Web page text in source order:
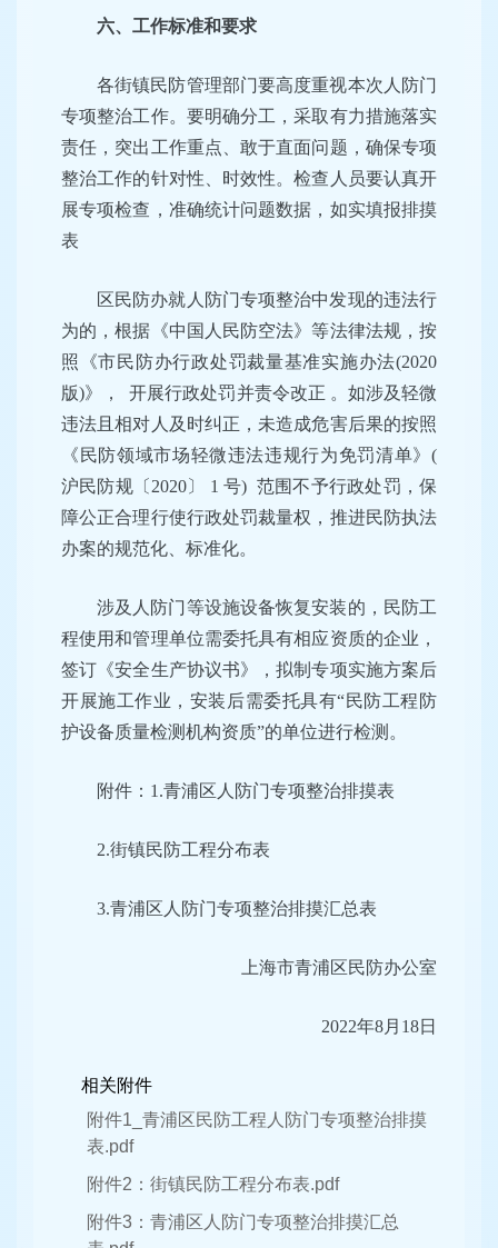
六、工作标准和要求
各街镇民防管理部门要高度重视本次人防门
专项整治工作。要明确分工，采取有力措施落实
责任，突出工作重点、敢于直面问题，确保专项
整治工作的针对性、时效性。检查人员要认真开
展专项检查，准确统计问题数据，如实填报排摸
表
区民防办就人防门专项整治中发现的违法行
为的，根据《中国人民防空法》等法律法规，按
照《市民防办行政处罚裁量基准实施办法(2020
版)》， 开展行政处罚并责令改正 。如涉及轻微
违法且相对人及时纠正，未造成危害后果的按照
《民防领域市场轻微违法违规行为免罚清单》(
沪民防规〔2020〕 1 号) 范围不予行政处罚，保
障公正合理行使行政处罚裁量权，推进民防执法
办案的规范化、标准化。
涉及人防门等设施设备恢复安装的，民防工
程使用和管理单位需委托具有相应资质的企业，
签订《安全生产协议书》，拟制专项实施方案后
开展施工作业，安装后需委托具有“民防工程防
护设备质量检测机构资质”的单位进行检测。
附件：1.青浦区人防门专项整治排摸表
2.街镇民防工程分布表
3.青浦区人防门专项整治排摸汇总表
上海市青浦区民防办公室
2022年8月18日
相关附件
附件1_青浦区民防工程人防门专项整治排摸
表.pdf
附件2：街镇民防工程分布表.pdf
附件3：青浦区人防门专项整治排摸汇总